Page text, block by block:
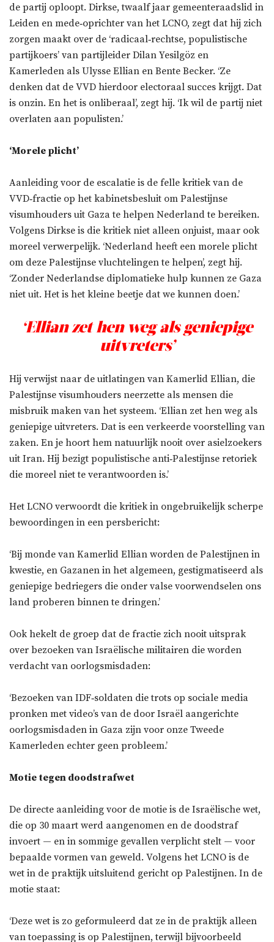
de partij oploopt. Dirkse, twaalf jaar gemeenteraadslid in
Leiden en mede‑oprichter van het LCNO, zegt dat hij zich
zorgen maakt over de ‘radicaal‑rechtse, populistische
partijkoers’ van partijleider Dilan Yesilgöz en
Kamerleden als Ulysse Ellian en Bente Becker. ‘Ze
denken dat de VVD hierdoor electoraal succes krijgt. Dat
is onzin. En het is onliberaal’, zegt hij. ‘Ik wil de partij niet
overlaten aan populisten.’
‘Morele plicht’
Aanleiding voor de escalatie is de felle kritiek van de
VVD‑fractie op het kabinetsbesluit om Palestijnse
visumhouders uit Gaza te helpen Nederland te bereiken.
Volgens Dirkse is die kritiek niet alleen onjuist, maar ook
moreel verwerpelijk. ‘Nederland heeft een morele plicht
om deze Palestijnse vluchtelingen te helpen’, zegt hij.
‘Zonder Nederlandse diplomatieke hulp kunnen ze Gaza
niet uit. Het is het kleine beetje dat we kunnen doen.’
‘Ellian zet hen weg als geniepige
uitvreters’
Hij verwijst naar de uitlatingen van Kamerlid Ellian, die
Palestijnse visumhouders neerzette als mensen die
misbruik maken van het systeem. ‘Ellian zet hen weg als
geniepige uitvreters. Dat is een verkeerde voorstelling van
zaken. En je hoort hem natuurlijk nooit over asielzoekers
uit Iran. Hij bezigt populistische anti‑Palestijnse retoriek
die moreel niet te verantwoorden is.’
Het LCNO verwoordt die kritiek in ongebruikelijk scherpe
bewoordingen in een persbericht:
‘Bij monde van Kamerlid Ellian worden de Palestijnen in
kwestie, en Gazanen in het algemeen, gestigmatiseerd als
geniepige bedriegers die onder valse voorwendselen ons
land proberen binnen te dringen.’
Ook hekelt de groep dat de fractie zich nooit uitsprak
over bezoeken van Israëlische militairen die worden
verdacht van oorlogsmisdaden:
‘Bezoeken van IDF‑soldaten die trots op sociale media
pronken met video’s van de door Israël aangerichte
oorlogsmisdaden in Gaza zijn voor onze Tweede
Kamerleden echter geen probleem.’
Motie tegen doodstrafwet
De directe aanleiding voor de motie is de Israëlische wet,
die op 30 maart werd aangenomen en de doodstraf
invoert — en in sommige gevallen verplicht stelt — voor
bepaalde vormen van geweld. Volgens het LCNO is de
wet in de praktijk uitsluitend gericht op Palestijnen. In de
motie staat:
‘Deze wet is zo geformuleerd dat ze in de praktijk alleen
van toepassing is op Palestijnen, terwijl bijvoorbeeld